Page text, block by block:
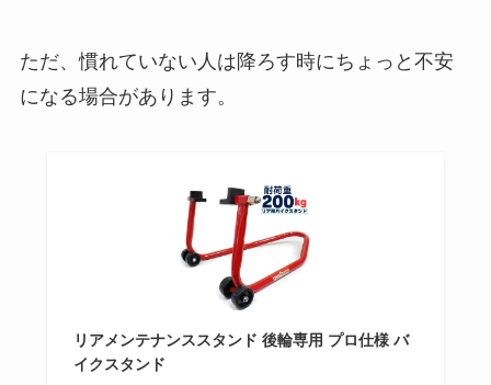
ただ、慣れていない人は降ろす時にちょっと不安
になる場合があります。
リアメンテナンススタンド 後輪専用 プロ仕様 バ
イクスタンド